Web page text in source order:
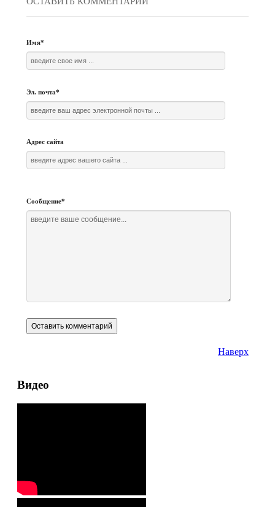
Имя*
Эл. почта*
Адрес сайта
Сообщение*
Наверх
Видео